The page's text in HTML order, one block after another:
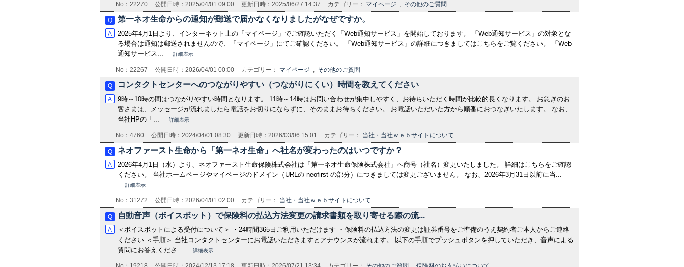
No：22270 公開日時：2025/04/01 09:00 更新日時：2025/06/27 14:37 カテゴリー： マイページ , その他のご質問
第一ネオ生命からの通知が郵送で届かなくなりましたがなぜですか。
2025年4月1日より、インターネット上の「マイページ」でご確認いただく「Web通知サービス」を開始しております。 「Web通知サービス」の対象とな
る場合は通知は郵送されませんので、「マイページ」にてご確認ください。 「Web通知サービス」の詳細につきましてはこちらをご覧ください。 「Web
通知サービス...
詳細表示
No：22267 公開日時：2026/04/01 00:00 カテゴリー： マイページ , その他のご質問
コンタクトセンターへのつながりやすい（つながりにくい）時間を教えてください
9時～10時の間はつながりやすい時間となります。 11時～14時はお問い合わせが集中しやすく、お待ちいただく時間が比較的長くなります。 お急ぎのお
客さまは、メッセージが流れましたら電話をお切りにならずに、そのままお待ちください。 お電話いただいた方から順番におつなぎいたします。 なお、
当社HPの「...
詳細表示
No：4760 公開日時：2024/04/01 08:30 更新日時：2026/03/06 15:01 カテゴリー： 当社・当社ｗｅｂサイトについて
ネオファースト生命から「第一ネオ生命」へ社名が変わったのはいつですか？
2026年4月1日（水）より、ネオファースト生命保険株式会社は「第一ネオ生命保険株式会社」へ商号（社名）変更いたしました。 詳細はこちらをご確認
ください。 当社ホームページやマイページのドメイン（URLの”neofirst”の部分）につきましては変更ございません。 なお、2026年3月31日以前に当...
詳細表示
No：31272 公開日時：2026/04/01 02:00 カテゴリー： 当社・当社ｗｅｂサイトについて
自動音声（ボイスボット）で保険料の払込方法変更の請求書類を取り寄せる際の流...
＜ボイスボットによる受付について＞ ・24時間365日ご利用いただけます ・保険料の払込方法の変更は証券番号をご準備のうえ契約者ご本人からご連絡
ください ＜手順＞ 当社コンタクトセンターにお電話いただきますとアナウンスが流れます。 以下の手順でプッシュボタンを押していただき、音声による
質問にお答えくださ...
詳細表示